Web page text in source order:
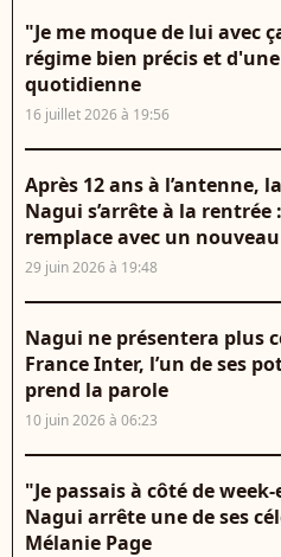
"Je me moque de lui avec
régime bien précis et
quotidienne
16 juillet 2026 à 19:56
Après 12 ans à l’antenne,
Nagui s’arrête à la
remplace avec un
29 juin 2026 à 19:48
Nagui ne présentera plus
France Inter, l’un de ses
prend la parole
10 juin 2026 à 06:23
"Je passais à côté de
Nagui arrête une de ses
Mélanie Page